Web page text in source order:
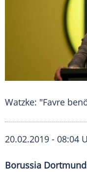
Watzke: "Favre
20.02.2019 - 08:04
Borussia